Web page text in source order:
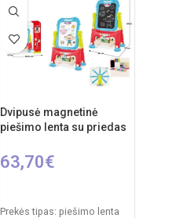
Dvipusė magnetinė
piešimo lenta su priedas
63,70€
Prekės tipas: piešimo lenta